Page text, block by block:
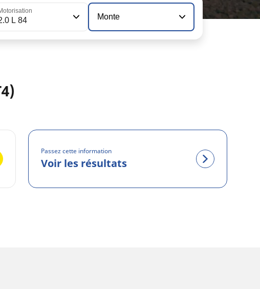
L 84 Monte
Passez cette information
Voir les résultats